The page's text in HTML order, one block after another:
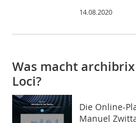
14.08.2020
Was macht
Loci?
Die Online-
Manuel